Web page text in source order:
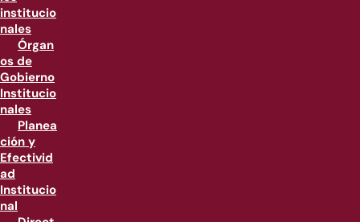
institucio
nales
Órgan
os de
Gobierno
Institucio
nales
Planea
ción y
Efectivid
ad
Institucio
nal